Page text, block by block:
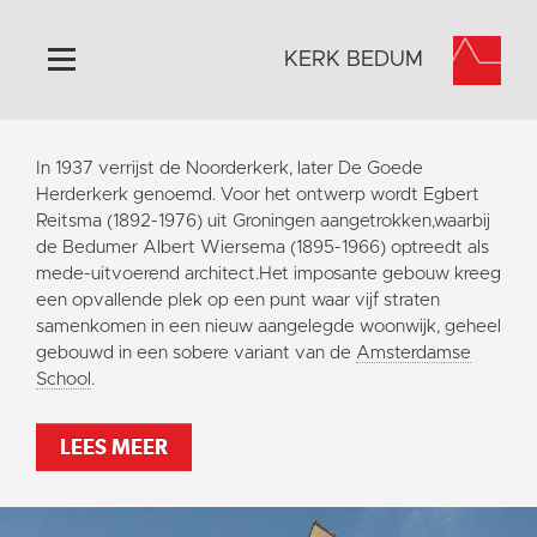
Home
Algemeen
Historie
Omgeving
Activiteiten
Steun ons
Contact
Vaktaal
KERK BEDUM
In 1937 verrijst de Noorderkerk, later De Goede
Herderkerk genoemd. Voor het ontwerp wordt Egbert
Reitsma (1892-1976) uit Groningen aangetrokken,waarbij
de Bedumer Albert Wiersema (1895-1966) optreedt als
mede-uitvoerend architect.Het imposante gebouw kreeg
een opvallende plek op een punt waar vijf straten
samenkomen in een nieuw aangelegde woonwijk, geheel
gebouwd in een sobere variant van de Amsterdamse
School .
LEES MEER